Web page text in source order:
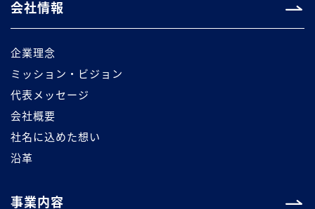
会社情報
企業理念
ミッション・ビジョン
代表メッセージ
会社概要
社名に込めた想い
沿革
事業内容